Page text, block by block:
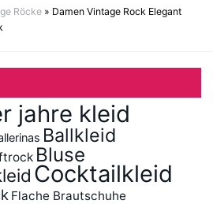
Röcke » Damen Vintage Rock Elegant
jahre kleid
Ballkleid
Bluse
Cocktailkleid
Flache Brautschuhe